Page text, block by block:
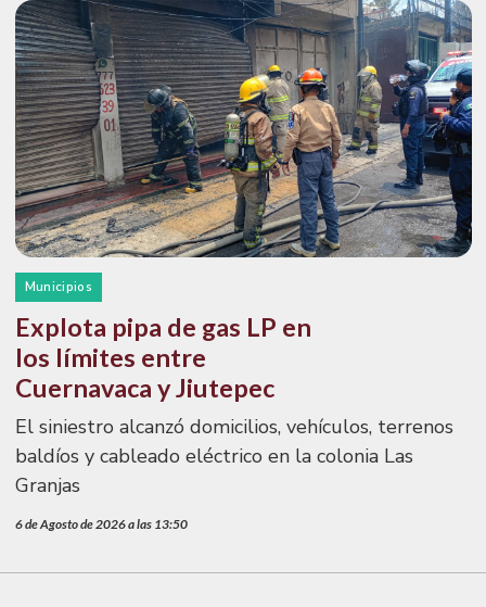
Municipios
Explota pipa de gas LP en
los límites entre
Cuernavaca y Jiutepec
El siniestro alcanzó domicilios, vehículos, terrenos
baldíos y cableado eléctrico en la colonia Las
Granjas
6 de Agosto de 2026 a las 13:50